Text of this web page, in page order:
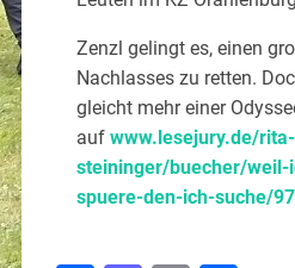
Zenzl gelingt es, einen
Nachlasses zu retten.
gleicht mehr einer
aufwww.lesejury.de/rita-
steininger/buecher/weil-
spuere-den-ich-suche/